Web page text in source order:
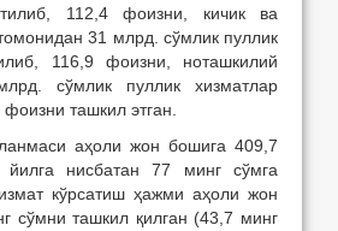
112,4 фоизни, кичик ва
31 млрд. сўмлик пуллик
116,9 фоизни, ноташкилий
сўмлик пуллик хизматлар
ташкил этган.
аҳоли жон бошига 409,7
йилга нисбатан 77 минг сўмга
кўрсатиш ҳажми аҳоли жон
сўмни ташкил қилган (43,7 минг